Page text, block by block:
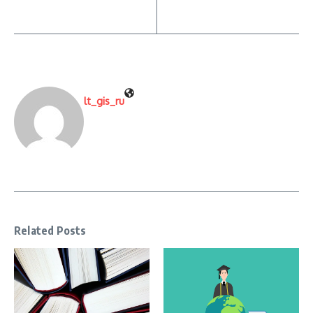
lt_gis_ru
Related Posts